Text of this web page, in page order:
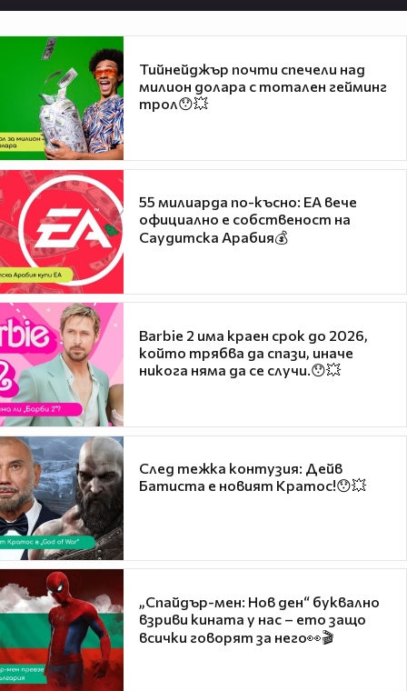
Тийнейджър почти спечели над
милион долара с тотален гейминг
трол😯💥
55 милиарда по-късно: EA вече
официално е собственост на
Саудитска Арабия💰
Barbie 2 има краен срок до 2026,
който трябва да спази, иначе
никога няма да се случи.😯💥
След тежка контузия: Дейв
Батиста е новият Кратос!😯💥
„Спайдър-мен: Нов ден“ буквално
взриви кината у нас – ето защо
всички говорят за него👀🎬